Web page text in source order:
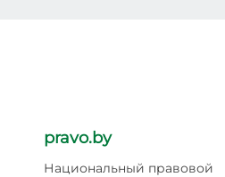
pravo.by
Национальный правовой